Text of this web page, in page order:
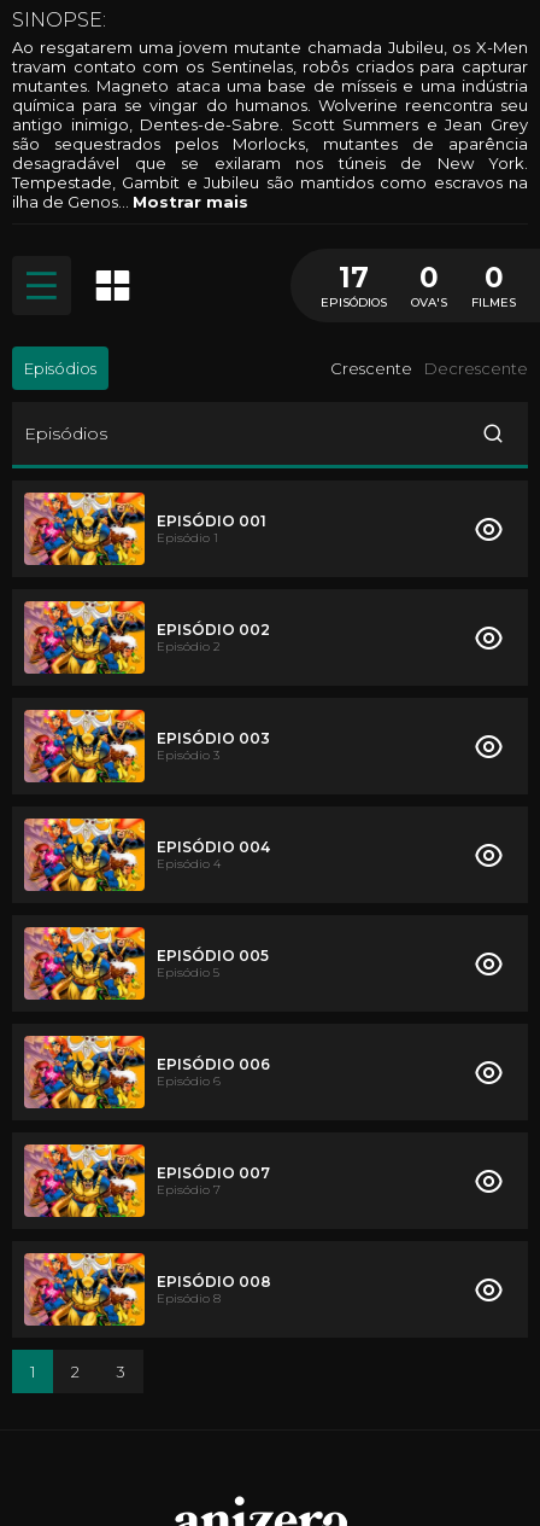
SINOPSE:
Ao resgatarem uma jovem mutante chamada Jubileu, os X-Men
travam contato com os Sentinelas, robôs criados para capturar
mutantes. Magneto ataca uma base de mísseis e uma indústria
química para se vingar do humanos. Wolverine reencontra seu
antigo inimigo, Dentes-de-Sabre. Scott Summers e Jean Grey
são sequestrados pelos Morlocks, mutantes de aparência
desagradável que se exilaram nos túneis de New York.
Tempestade, Gambit e Jubileu são mantidos como escravos na
ilha de Genos
Mostrar mais
17
EPISÓDIOS
0
OVA'S
0
FILMES
Episódios Crescente Decrescente
Episódios
EPISÓDIO 001
Episódio 1
EPISÓDIO 002
Episódio 2
EPISÓDIO 003
Episódio 3
EPISÓDIO 004
Episódio 4
EPISÓDIO 005
Episódio 5
EPISÓDIO 006
Episódio 6
EPISÓDIO 007
Episódio 7
EPISÓDIO 008
Episódio 8
1 2 3